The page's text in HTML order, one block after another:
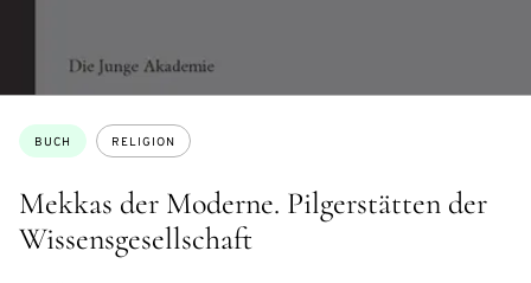
Mekkas der Moderne. Pilgerstätten der
Wissensgesellschaft
Themen:
BUCH RELIGION